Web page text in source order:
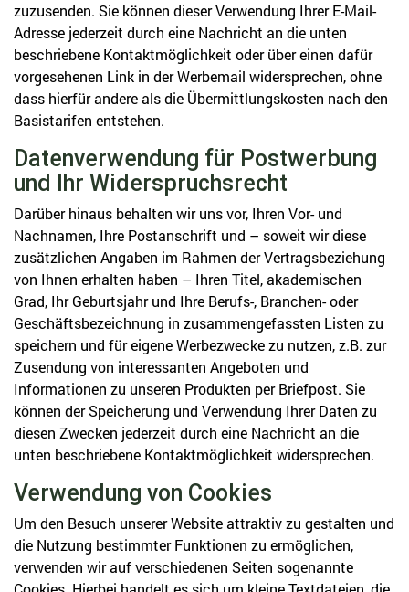
zuzusenden. Sie können dieser Verwendung Ihrer E-Mail-
Adresse jederzeit durch eine Nachricht an die unten
beschriebene Kontaktmöglichkeit oder über einen dafür
vorgesehenen Link in der Werbemail widersprechen, ohne
dass hierfür andere als die Übermittlungskosten nach den
Basistarifen entstehen.
Datenverwendung für Postwerbung
und Ihr Widerspruchsrecht
Darüber hinaus behalten wir uns vor, Ihren Vor- und
Nachnamen, Ihre Postanschrift und – soweit wir diese
zusätzlichen Angaben im Rahmen der Vertragsbeziehung
von Ihnen erhalten haben – Ihren Titel, akademischen
Grad, Ihr Geburtsjahr und Ihre Berufs-, Branchen- oder
Geschäftsbezeichnung in zusammengefassten Listen zu
speichern und für eigene Werbezwecke zu nutzen, z.B. zur
Zusendung von interessanten Angeboten und
Informationen zu unseren Produkten per Briefpost. Sie
können der Speicherung und Verwendung Ihrer Daten zu
diesen Zwecken jederzeit durch eine Nachricht an die
unten beschriebene Kontaktmöglichkeit widersprechen.
Verwendung von Cookies
Um den Besuch unserer Website attraktiv zu gestalten und
die Nutzung bestimmter Funktionen zu ermöglichen,
verwenden wir auf verschiedenen Seiten sogenannte